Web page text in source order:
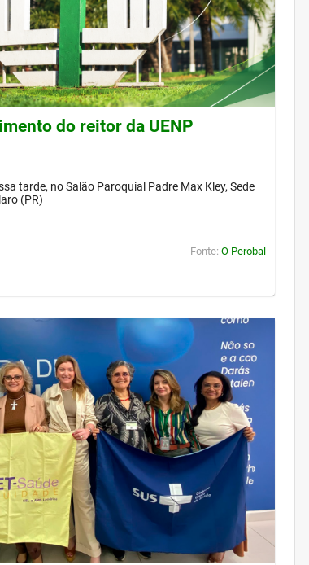
do reitor da UENP
tarde, no Salão Paroquial Padre Max Kley, Sede
(PR)
Fonte: O Perobal